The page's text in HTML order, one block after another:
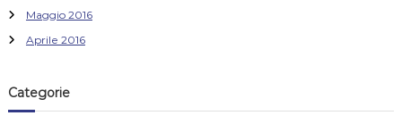
Maggio 2016
Aprile 2016
Categorie